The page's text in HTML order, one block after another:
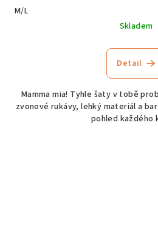
M/L
Skladem
Detail
Mamma mia! Tyhle šaty v tobě
zvonové rukávy, lehký materiál a
pohled každého